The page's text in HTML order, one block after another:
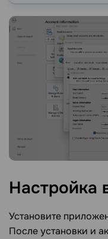
Настройка
Установите
После установки и